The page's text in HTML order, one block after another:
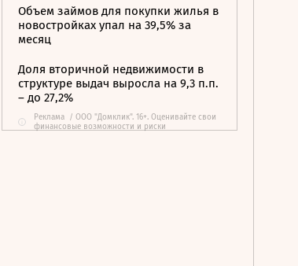
Объем займов для покупки жилья в
новостройках упал на 39,5% за
месяц
Доля вторичной недвижимости в
структуре выдач выросла на 9,3 п.п.
– до 27,2%
Реклама / ООО "Домклик". 16+. Оценивайте свои
финансовые возможности и риски